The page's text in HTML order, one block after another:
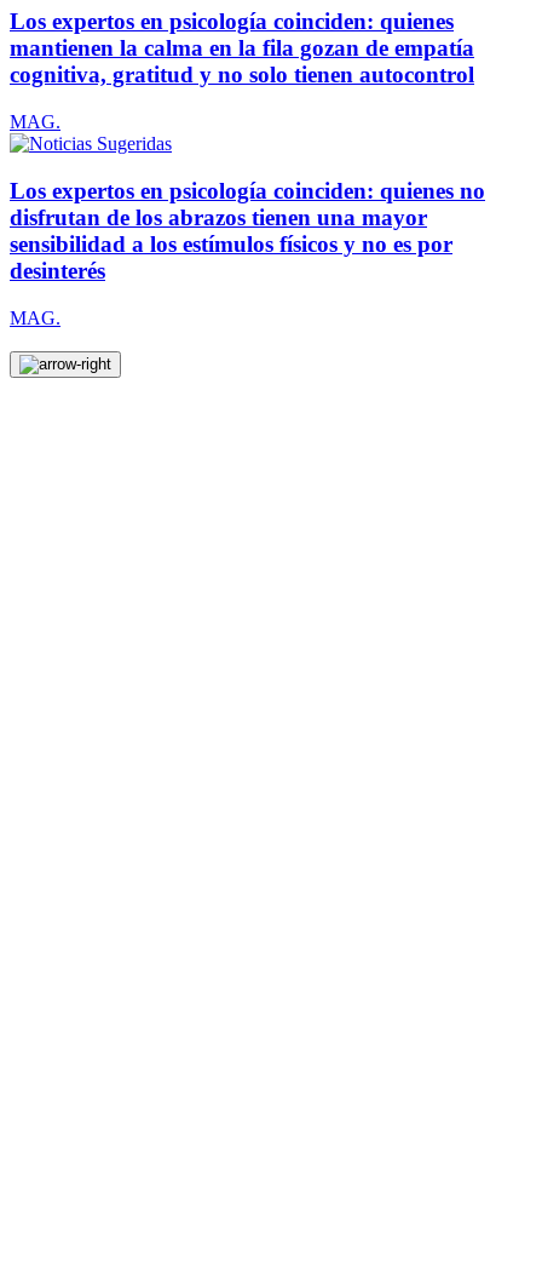
Los expertos en psicología coinciden: quienes
mantienen la calma en la fila gozan de empatía
cognitiva, gratitud y no solo tienen autocontrol
MAG.
Los expertos en psicología coinciden: quienes no
disfrutan de los abrazos tienen una mayor
sensibilidad a los estímulos físicos y no es por
desinterés
MAG.